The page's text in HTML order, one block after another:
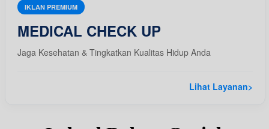
IKLAN PREMIUM
MEDICAL CHECK UP
Jaga Kesehatan & Tingkatkan Kualitas Hidup Anda
Lihat Layanan>